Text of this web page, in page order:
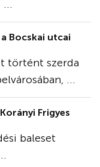
Bocskai utcai
történt szerda
...
Frigyes
baleset